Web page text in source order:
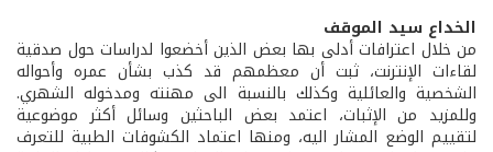
الخداع سيد الموقف
من خلال اعترافات أدلى بها بعض الذين أخضعوا لدراسات حول صدقية
لقاءات الإنترنت، ثبت أن معظمهم قد كذب بشأن عمره وأحواله
الشخصية والعائلية وكذلك بالنسبة الى مهنته ومدخوله الشهري.
وللمزيد من الإثبات، اعتمد بعض الباحثين وسائل أكثر موضوعية
لتقييم الوضع المشار اليه، ومنها اعتماد الكشوفات الطبية للتعرف